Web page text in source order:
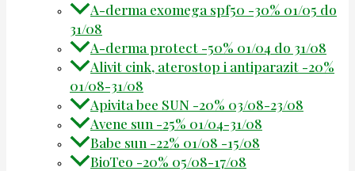
A-derma exomega spf50 -30% 01/05 do
31/08
A-derma protect -50% 01/04 do 31/08
Alivit cink, aterostop i antiparazit -20%
01/08-31/08
Apivita bee SUN -20% 03/08-23/08
Avene sun -25% 01/04-31/08
Babe sun -22% 01/08 -15/08
BioTeo -20% 05/08-17/08